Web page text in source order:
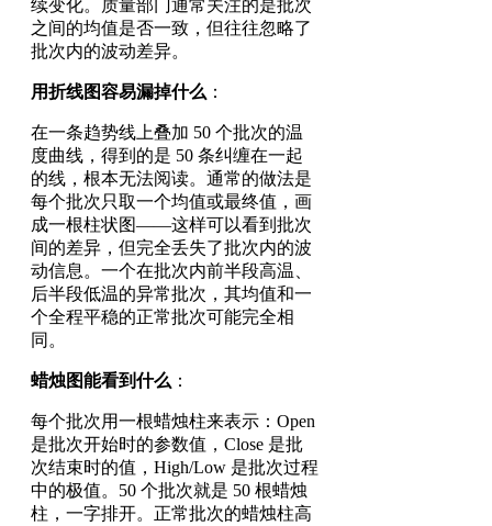
续变化。质量部门通常关注的是批次
之间的均值是否一致，但往往忽略了
批次内的波动差异。
用折线图容易漏掉什么 ：
在一条趋势线上叠加 50 个批次的温
度曲线，得到的是 50 条纠缠在一起
的线，根本无法阅读。通常的做法是
每个批次只取一个均值或最终值，画
成一根柱状图——这样可以看到批次
间的差异，但完全丢失了批次内的波
动信息。一个在批次内前半段高温、
后半段低温的异常批次，其均值和一
个全程平稳的正常批次可能完全相
同。
蜡烛图能看到什么 ：
每个批次用一根蜡烛柱来表示：Open
是批次开始时的参数值，Close 是批
次结束时的值，High/Low 是批次过程
中的极值。50 个批次就是 50 根蜡烛
柱，一字排开。正常批次的蜡烛柱高